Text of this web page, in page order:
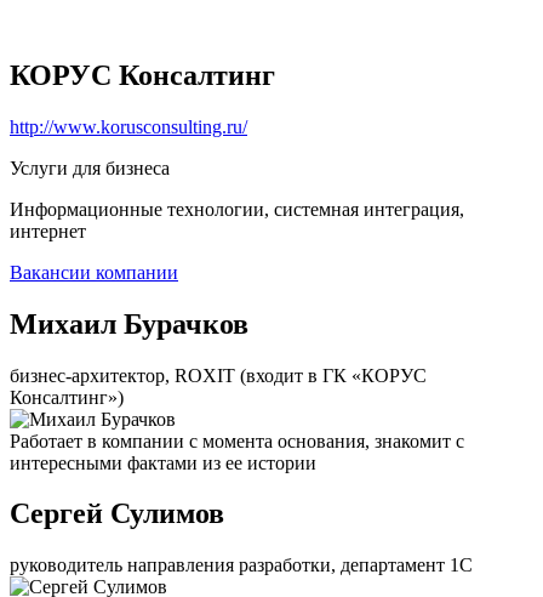
КОРУС Консалтинг
http://www.korusconsulting.ru/
Услуги для бизнеса
Информационные технологии, системная интеграция,
интернет
Вакансии компании
Михаил Бурачков
бизнес-архитектор, ROXIT (входит в ГК «КОРУС
Консалтинг»)
Работает в компании с момента основания, знакомит с
интересными фактами из ее истории
Сергей Сулимов
руководитель направления разработки, департамент 1С